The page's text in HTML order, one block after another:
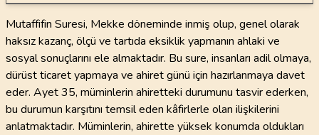
Mutaffifin Suresi, Mekke döneminde inmiş olup, genel olarak
haksız kazanç, ölçü ve tartıda eksiklik yapmanın ahlaki ve
sosyal sonuçlarını ele almaktadır. Bu sure, insanları adil olmaya,
dürüst ticaret yapmaya ve ahiret günü için hazırlanmaya davet
eder. Ayet 35, müminlerin ahiretteki durumunu tasvir ederken,
bu durumun karşıtını temsil eden kâfirlerle olan ilişkilerini
anlatmaktadır. Müminlerin, ahirette yüksek konumda oldukları